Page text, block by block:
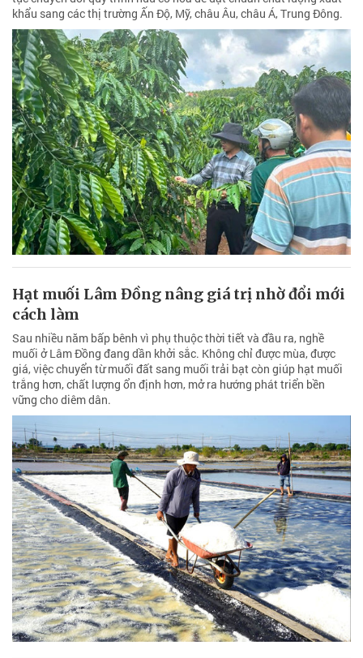
khẩu sang các thị trường Ấn Độ, Mỹ, châu Âu, châu Á, Trung Đông.
Hạt muối Lâm Đồng nâng giá trị nhờ đổi mới
cách làm
Sau nhiều năm bấp bênh vì phụ thuộc thời tiết và đầu ra, nghề
muối ở Lâm Đồng đang dần khởi sắc. Không chỉ được mùa, được
giá, việc chuyển từ muối đất sang muối trải bạt còn giúp hạt muối
trắng hơn, chất lượng ổn định hơn, mở ra hướng phát triển bền
vững cho diêm dân.